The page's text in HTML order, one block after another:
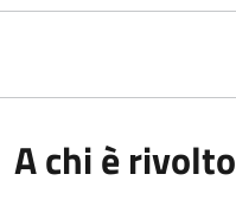
A chi è rivolto